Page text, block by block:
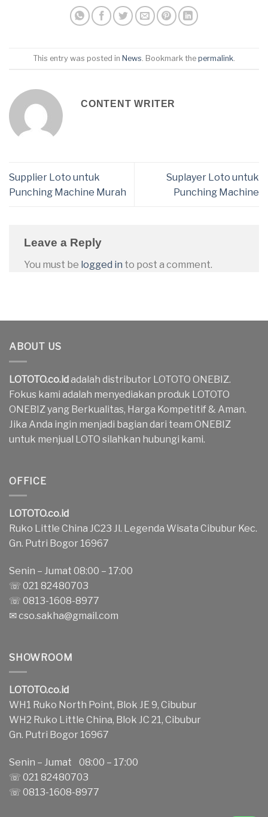
This entry was posted in News . Bookmark the permalink
CONTENT WRITER
Supplier Loto untuk
Punching Machine Murah
Suplayer Loto untuk
Punching Machine
Leave a Reply
You must be logged in to post a comment.
ABOUT US
LOTOTO.co.idadalah distributor LOTOTO ONEBIZ.
Fokus kami adalah menyediakan produk LOTOTO
ONEBIZ yang Berkualitas, Harga Kompetitif & Aman.
Jika Anda ingin menjadi bagian dari team ONEBIZ
untuk menjual LOTO silahkan hubungi kami.
OFFICE
LOTOTO.co.id
Ruko Little China JC23 Jl. Legenda Wisata Cibubur Kec.
Gn. Putri Bogor 16967
Senin – Jumat 08:00 – 17:00
☏ 021 82480703
☏ 0813-1608-8977
✉cso.sakha@gmail.com
SHOWROOM
LOTOTO.co.id
WH1 Ruko North Point, Blok JE 9, Cibubur
WH2 Ruko Little China, Blok JC 21, Cibubur
Gn. Putri Bogor 16967
Senin – Jumat 08:00 – 17:00
☏ 021 82480703
☏ 0813-1608-8977